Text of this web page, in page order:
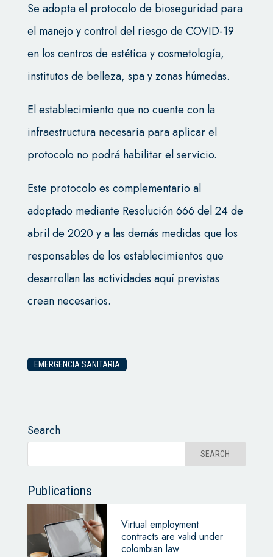
Se adopta el protocolo de bioseguridad para
el manejo y control del riesgo de COVID-19
en los centros de estética y cosmetología,
institutos de belleza, spa y zonas húmedas.
El establecimiento que no cuente con la
infraestructura necesaria para aplicar el
protocolo no podrá habilitar el servicio.
Este protocolo es complementario al
adoptado mediante Resolución 666 del 24 de
abril de 2020 y a las demás medidas que los
responsables de los establecimientos que
desarrollan las actividades aquí previstas
crean necesarios.
EMERGENCIA SANITARIA
Search
Publications
Virtual employment
contracts are valid under
colombian law